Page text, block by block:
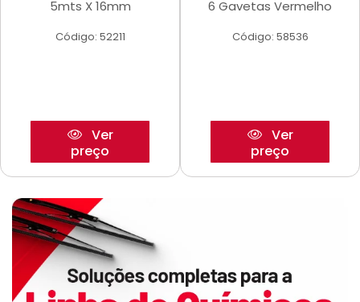
5mts X 16mm
Código: 52211
Ver
preço
6 Gavetas Vermelho
Código: 58536
Ver
preço